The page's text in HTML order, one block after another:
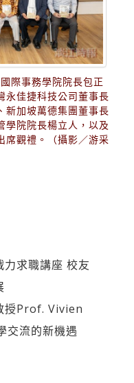
際事務學院院長包正
永佳捷科技公司董事長
新加坡萬德集團董事長
學院院長楊立人，以及
席觀禮。（攝影／游采
求職講座 校友
授Prof. Vivien
交流的新機遇